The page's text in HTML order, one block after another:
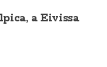
a Eivissa